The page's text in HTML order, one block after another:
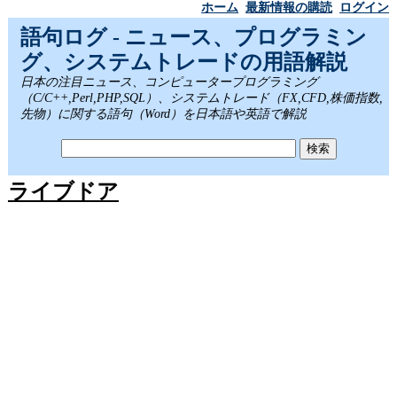
ホーム 最新情報の購読 ログイン
語句ログ - ニュース、プログラミン
グ、システムトレードの用語解説
日本の注目ニュース、コンピュータープログラミング
（C/C++,Perl,PHP,SQL）、システムトレード（FX,CFD,株価指数,
先物）に関する語句（Word）を日本語や英語で解説
ライブドア